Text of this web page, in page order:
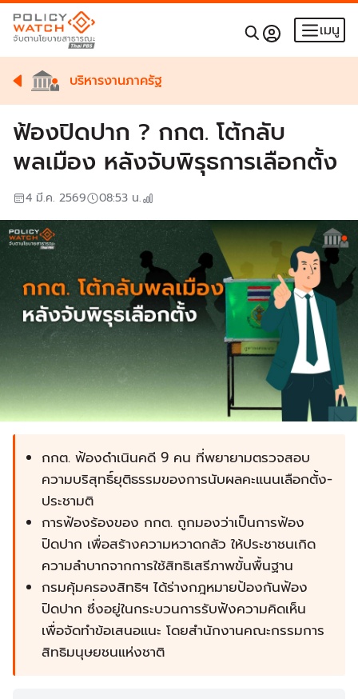
เมนู
บริหารงานภาครัฐ
ฟ้องปิดปาก ? กกต. โต้กลับ
พลเมือง หลังจับพิรุธการเลือกตั้ง
4 มี.ค. 2569 08:53 น.
กกต. ฟ้องดำเนินคดี 9 คน ที่พยายามตรวจสอบ
ความบริสุทธิ์ยุติธรรมของการนับผลคะแนนเลือกตั้ง-
ประชามติ
การฟ้องร้องของ กกต. ถูกมองว่าเป็นการฟ้อง
ปิดปาก เพื่อสร้างความหวาดกลัว ให้ประชาชนเกิด
ความลำบากจากการใช้สิทธิเสรีภาพขั้นพื้นฐาน
กรมคุ้มครองสิทธิฯ ได้ร่างกฎหมายป้องกันฟ้อง
ปิดปาก ซึ่งอยู่ในกระบวนการรับฟังความคิดเห็น
เพื่อจัดทำข้อเสนอแนะ โดยสำนักงานคณะกรรมการ
สิทธิมนุษยชนแห่งชาติ